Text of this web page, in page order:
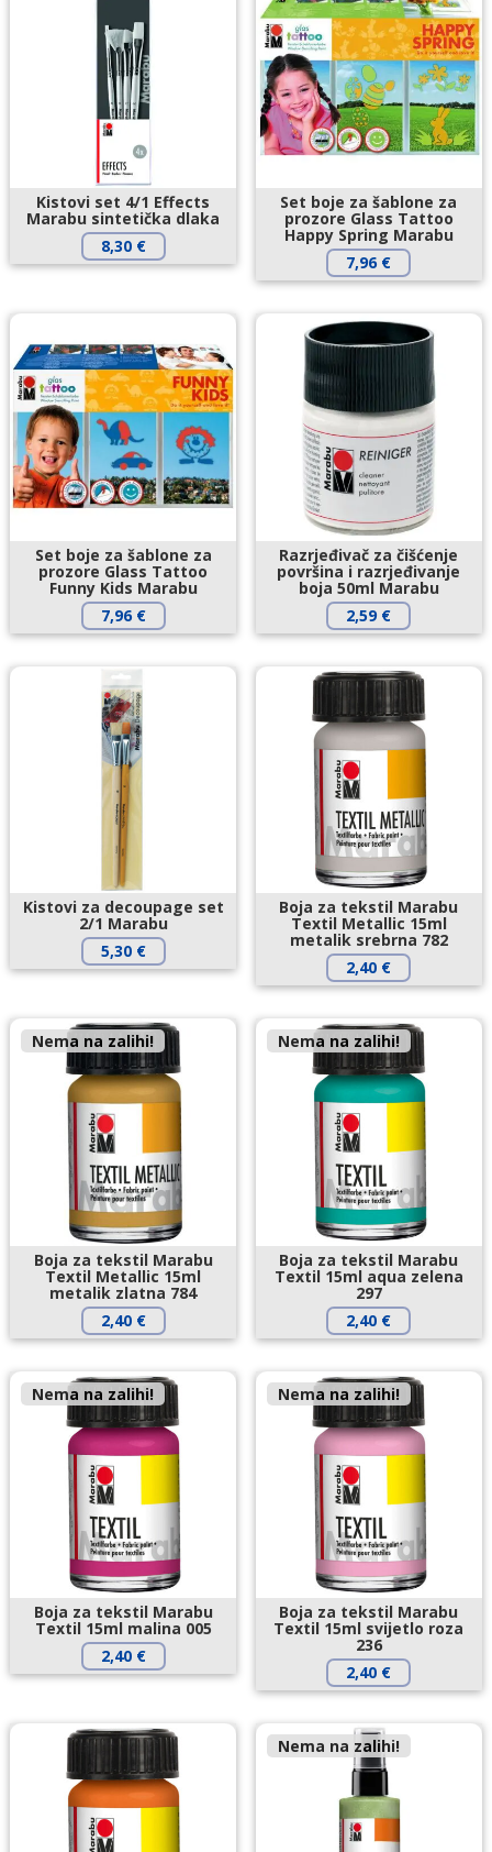
Kistovi set 4/1 Effects
Marabu sintetička dlaka
8,30 €
Set boje za šablone za
prozore Glass Tattoo
Happy Spring Marabu
7,96 €
Set boje za šablone za
prozore Glass Tattoo
Funny Kids Marabu
7,96 €
Razrjeđivač za čišćenje
površina i razrjeđivanje
boja 50ml Marabu
2,59 €
Kistovi za decoupage set
2/1 Marabu
5,30 €
Boja za tekstil Marabu
Textil Metallic 15ml
metalik srebrna 782
2,40 €
Nema na zalihi!
Boja za tekstil Marabu
Textil Metallic 15ml
metalik zlatna 784
2,40 €
Nema na zalihi!
Boja za tekstil Marabu
Textil 15ml aqua zelena
297
2,40 €
Nema na zalihi!
Boja za tekstil Marabu
Textil 15ml malina 005
2,40 €
Nema na zalihi!
Boja za tekstil Marabu
Textil 15ml svijetlo roza
236
2,40 €
Nema na zalihi!